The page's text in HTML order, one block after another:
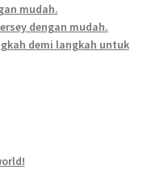
mudah.
dengan mudah.
demi langkah untuk